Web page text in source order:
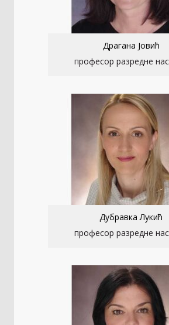
Драгана Јовић
професор разредне
Дубравка Лукић
професор разредне